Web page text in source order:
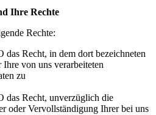
Ihre Rechte
Rechte:
Recht, in dem dort bezeichneten
von uns verarbeiteten
zu
das Recht, unverzüglich die
oder Vervollständigung Ihrer bei uns